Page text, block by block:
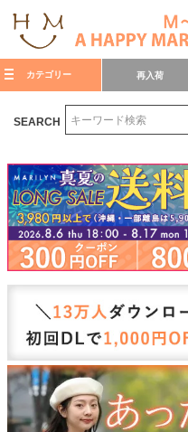
カテゴリー 再入荷
SEARCH